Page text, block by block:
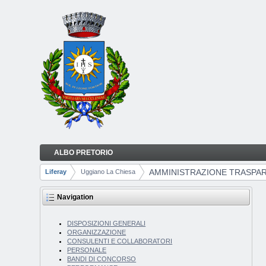
AMMINISTRAZIONE TRASPARENTE
Navigation
ALBO PRETORIO
Breadcrumbs
Liferay Uggiano La Chiesa AMMINISTRAZIONE
Navigation
DISPOSIZIONI GENERALI
ORGANIZZAZIONE
CONSULENTI E COLLABORATORI
PERSONALE
BANDI DI CONCORSO